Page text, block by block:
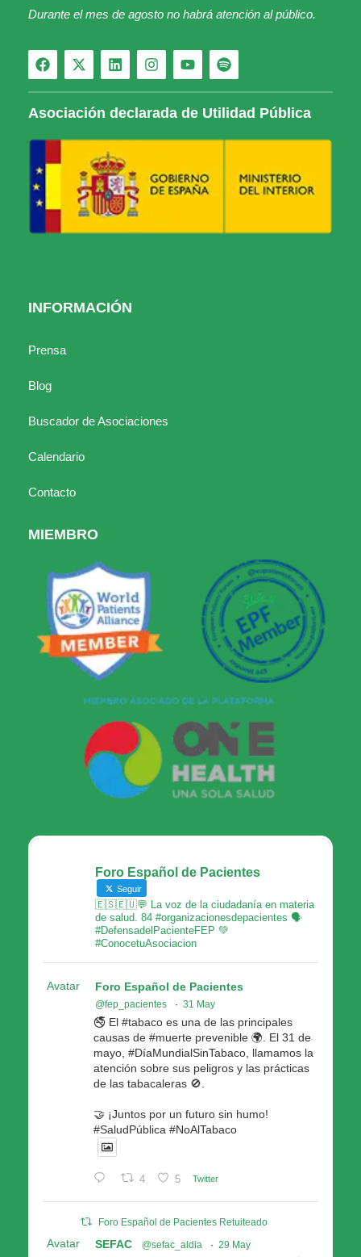
Durante el mes de agosto no habrá atención al público.
Asociación declarada de Utilidad Pública
INFORMACIÓN
Prensa
Blog
Buscador de Asociaciones
Calendario
Contacto
MIEMBRO
Foro Español de Pacientes
Seguir
🇪🇸🇪🇺💬 La voz de la ciudadanía en materia
de salud. 84 #organizacionesdepacientes 🗣
#DefensadelPacienteFEP 💚
#ConocetuAsociacion
Avatar Foro Español de Pacientes
@fep_pacientes · 31 May
🚭 El #tabaco es una de las principales
causas de #muerte prevenible 🌍. El 31 de
mayo, #DíaMundialSinTabaco, llamamos la
atención sobre sus peligros y las prácticas
de las tabacaleras 🚫.
🤝 ¡Juntos por un futuro sin humo!
#SaludPública #NoAlTabaco
4 5 Twitter
Foro Español de Pacientes Retuiteado
Avatar SEFAC @sefac_aldia · 29 May